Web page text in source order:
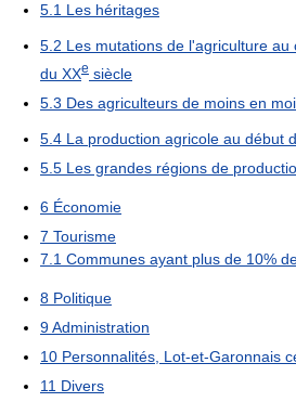
5.1 Les héritages
5.2 Les mutations de l'agriculture au
du XXe siècle
5.3 Des agriculteurs de moins en
5.4 La production agricole au début
5.5 Les grandes régions de
6 Économie
7 Tourisme
7.1 Communes ayant plus de 10%
8 Politique
9Administration
10 Personnalités, Lot-et-Garonnais
11 Divers